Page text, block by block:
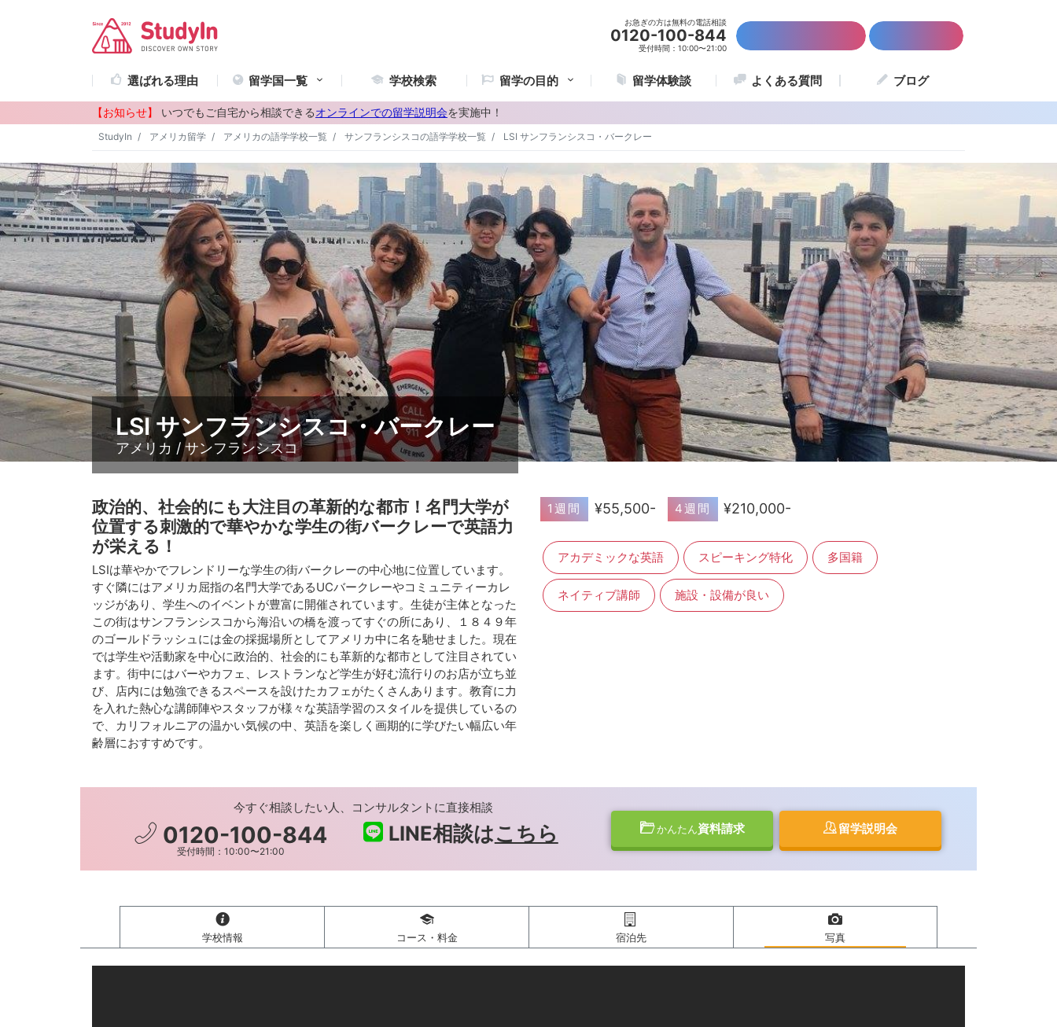
お急ぎの方は無料の電話相談
0120-100-844
受付時間：10:00〜21:00
選ばれる理由 留学国一覧 学校検索 留学の目的 留学体験談 よくある質問 ブログ
【お知らせ】 いつでもご自宅から相談できるオンラインでの留学説明会を実施中！
StudyIn アメリカ留学 アメリカの語学学校一覧 サンフランシスコの語学学校一覧 LSI サンフランシスコ・バークレー
LSI サンフランシスコ・バークレー
アメリカ / サンフランシスコ
政治的、社会的にも大注目の革新的な都市！名門大学が
位置する刺激的で華やかな学生の街バークレーで英語力
が栄える！
LSIは華やかでフレンドリーな学生の街バークレーの中心地に位置しています。
すぐ隣にはアメリカ屈指の名門大学であるUCバークレーやコミュニティーカレ
ッジがあり、学生へのイベントが豊富に開催されています。生徒が主体となった
この街はサンフランシスコから海沿いの橋を渡ってすぐの所にあり、１８４９年
のゴールドラッシュには金の採掘場所としてアメリカ中に名を馳せました。現在
では学生や活動家を中心に政治的、社会的にも革新的な都市として注目されてい
ます。街中にはバーやカフェ、レストランなど学生が好む流行りのお店が立ち並
び、店内には勉強できるスペースを設けたカフェがたくさんあります。教育に力
を入れた熱心な講師陣やスタッフが様々な英語学習のスタイルを提供しているの
で、カリフォルニアの温かい気候の中、英語を楽しく画期的に学びたい幅広い年
齢層におすすめです。
1週間 ¥55,500- 4週間 ¥210,000-
アカデミックな英語 スピーキング特化 多国籍
ネイティブ講師 施設・設備が良い
かんたん資料請求 留学説明会
今すぐ相談したい人、コンサルタントに直接相談
0120-100-844
受付時間：10:00〜21:00
LINE相談はこちら
学校情報 コース・料金 宿泊先 写真